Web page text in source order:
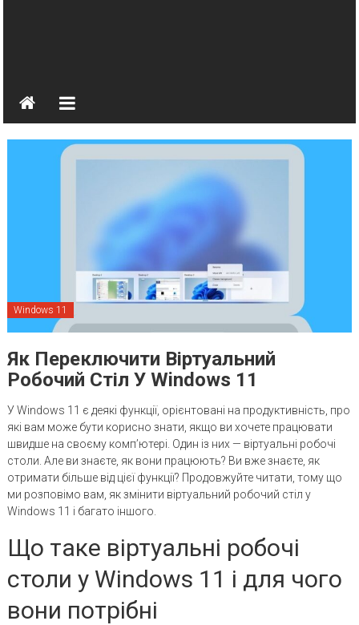
Windows 11
Як Переключити Віртуальний
Робочий Стіл У Windows 11
У Windows 11 є деякі функції, орієнтовані на продуктивність, про
які вам може бути корисно знати, якщо ви хочете працювати
швидше на своєму комп’ютері. Один із них — віртуальні робочі
столи. Але ви знаєте, як вони працюють? Ви вже знаєте, як
отримати більше від цієї функції? Продовжуйте читати, тому що
ми розповімо вам, як змінити віртуальний робочий стіл у
Windows 11 і багато іншого.
Що таке віртуальні робочі
столи у Windows 11 і для чого
вони потрібні